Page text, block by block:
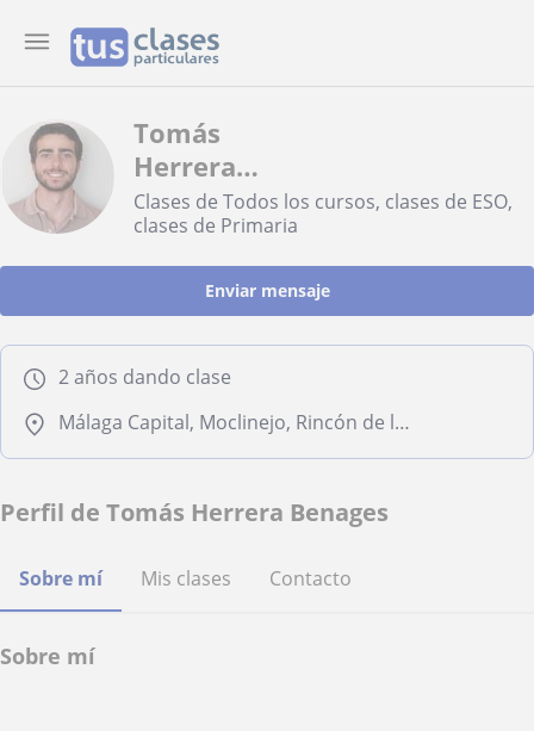
Tomás
Herrera
Benages
Clases de Todos los cursos, clases de ESO,
clases de Primaria
Enviar mensaje
2 años dando clase
Málaga Capital, Moclinejo, Rincón de la Victoria, Totalán, Torremolinos
Perfil de Tomás Herrera Benages
Sobre mí Mis clases Contacto
Sobre mí